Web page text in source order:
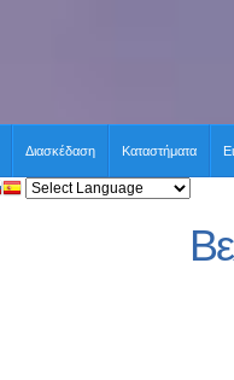
Διασκέδαση Καταστήματα